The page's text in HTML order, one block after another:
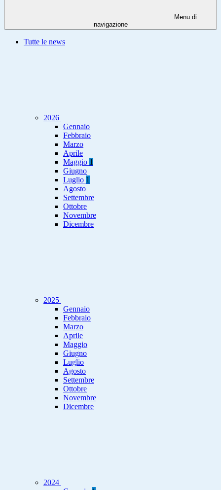
Menu di
navigazione
Tutte le news
2026
Gennaio
Febbraio
Marzo
Aprile
Maggio 1
Giugno
Luglio 1
Agosto
Settembre
Ottobre
Novembre
Dicembre
2025
Gennaio
Febbraio
Marzo
Aprile
Maggio
Giugno
Luglio
Agosto
Settembre
Ottobre
Novembre
Dicembre
2024